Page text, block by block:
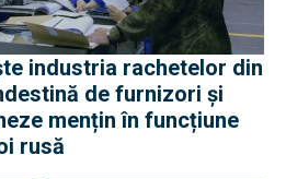
industria rachetelor din
de furnizori și
mențin în funcțiune
rusă